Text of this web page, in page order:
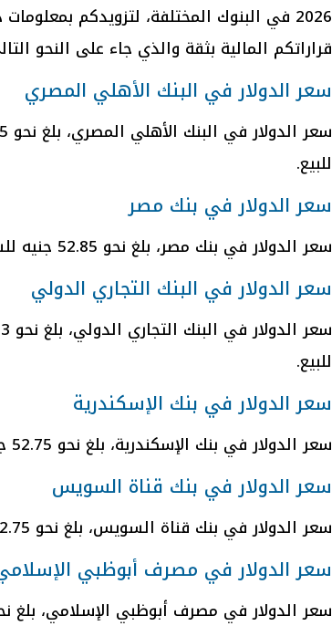
2026 في البنوك المختلفة، لتزويدكم
قراراتكم المالية بثقة والذي جاء على النحو
سعر الدولار في البنك الأهلي المصري
للبيع.
سعر الدولار في بنك مصر
سعر الدولار في بنك مصر، بلغ نحو 52.85 جنيه للشراء، 52.95 جنيه للبيع.
سعر الدولار في البنك التجاري الدولي
للبيع.
سعر الدولار في بنك الإسكندرية
سعر الدولار في بنك الإسكندرية، بلغ نحو 52.75 جنيه للشراء، 52.85 جنيه للبيع.
سعر الدولار في بنك قناة السويس
سعر الدولار في بنك قناة السويس، بلغ نحو 52.75 جنيه للشراء، 52.85 جنيه للبيع.
سعر الدولار في مصرف أبوظبي